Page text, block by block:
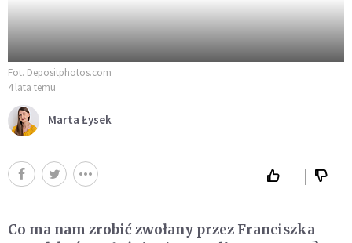
Fot. Depositphotos.com
4 lata temu
Marta Łysek
Co ma nam zrobić zwołany przez Franciszka